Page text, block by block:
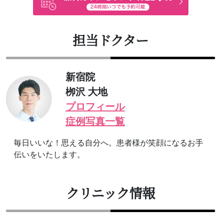
担当ドクター
新宿院
栁沢 大地
プロフィール
症例写真一覧
毎日いいな！思える自分へ。患者様が笑顔になるお手
伝いをいたします。
クリニック情報